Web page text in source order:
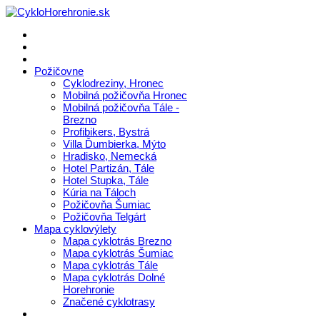
Požičovne
Cyklodreziny, Hronec
Mobilná požičovňa Hronec
Mobilná požičovňa Tále -
Brezno
Profibikers, Bystrá
Villa Ďumbierka, Mýto
Hradisko, Nemecká
Hotel Partizán, Tále
Hotel Stupka, Tále
Kúria na Táloch
Požičovňa Šumiac
Požičovňa Telgárt
Mapa cyklovýlety
Mapa cyklotrás Brezno
Mapa cyklotrás Šumiac
Mapa cyklotrás Tále
Mapa cyklotrás Dolné
Horehronie
Značené cyklotrasy